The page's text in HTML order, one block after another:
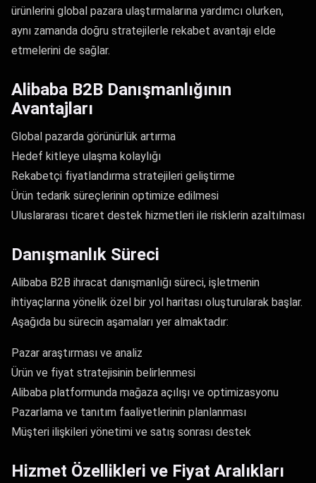
ürünlerini global pazara ulaştırmalarına yardımcı olurken,
aynı zamanda doğru stratejilerle rekabet avantajı elde
etmelerini de sağlar.
Alibaba B2B Danışmanlığının
Avantajları
Global pazarda görünürlük artırma
Hedef kitleye ulaşma kolaylığı
Rekabetçi fiyatlandırma stratejileri geliştirme
Ürün tedarik süreçlerinin optimize edilmesi
Uluslararası ticaret destek hizmetleri ile risklerin azaltılması
Danışmanlık Süreci
Alibaba B2B ihracat danışmanlığı süreci, işletmenin
ihtiyaçlarına yönelik özel bir yol haritası oluşturularak başlar.
Aşağıda bu sürecin aşamaları yer almaktadır:
Pazar araştırması ve analiz
Ürün ve fiyat stratejisinin belirlenmesi
Alibaba platformunda mağaza açılışı ve optimizasyonu
Pazarlama ve tanıtım faaliyetlerinin planlanması
Müşteri ilişkileri yönetimi ve satış sonrası destek
Hizmet Özellikleri ve Fiyat Aralıkları